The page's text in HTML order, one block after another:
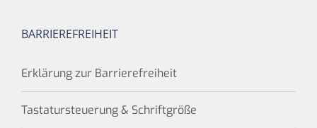
BARRIEREFREIHEIT
Erklärung zur Barrierefreiheit
Tastatursteuerung & Schriftgröße